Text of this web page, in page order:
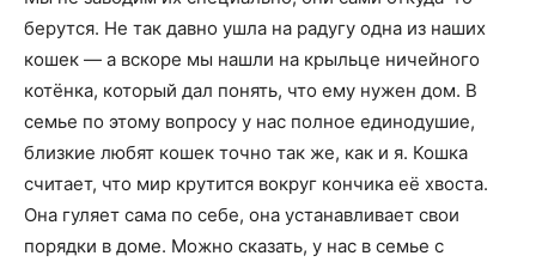
берутся. Не так давно ушла на радугу одна из наших
кошек — а вскоре мы нашли на крыльце ничейного
котёнка, который дал понять, что ему нужен дом. В
семье по этому вопросу у нас полное единодушие,
близкие любят кошек точно так же, как и я. Кошка
считает, что мир крутится вокруг кончика её хвоста.
Она гуляет сама по себе, она устанавливает свои
порядки в доме. Можно сказать, у нас в семье с